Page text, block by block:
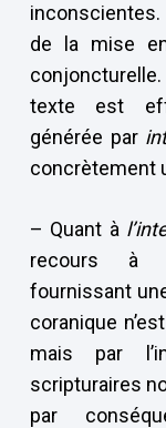
de la mise
conjoncturelle.
texte est
générée par
concrètement
– Quant à
recours à
fournissant
coranique
mais par
scripturaires
par